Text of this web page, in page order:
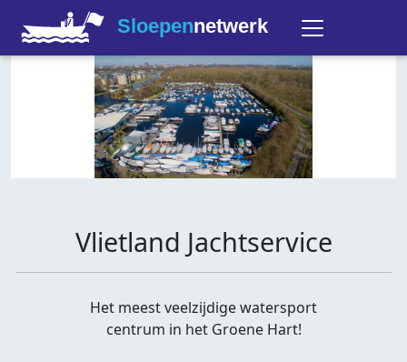
Sloepennetwerk
Vlietland Jachtservice
Het meest veelzijdige watersport
centrum in het Groene Hart!